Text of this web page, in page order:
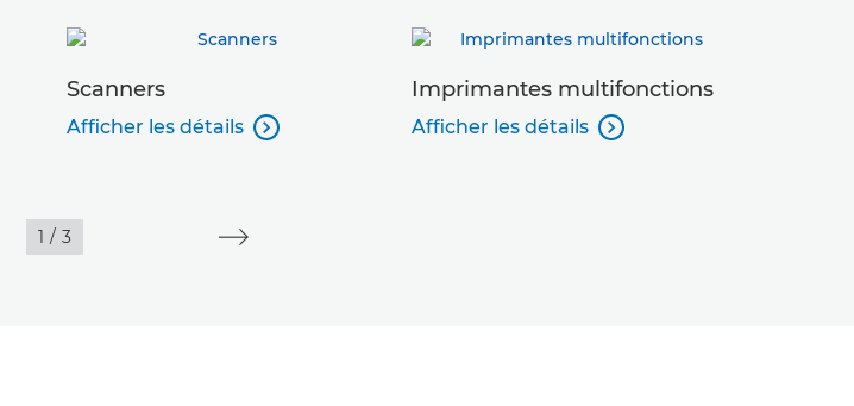
Scanners
Afficher les détails 
Imprimantes multifonctions
Afficher les détails 
1 / 3